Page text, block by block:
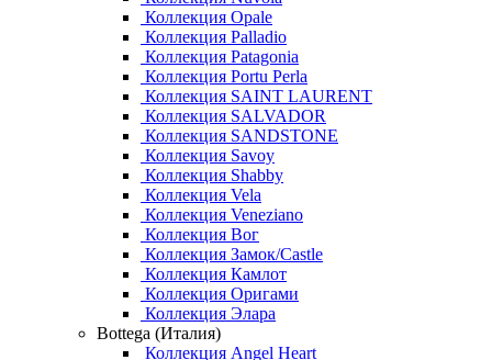
Коллекция Opale
Коллекция Palladio
Коллекция Patagonia
Коллекция Portu Perla
Коллекция SAINT LAURENT
Коллекция SALVADOR
Коллекция SANDSTONE
Коллекция Savoy
Коллекция Shabby
Коллекция Vela
Коллекция Veneziano
Коллекция Вог
Коллекция Замок/Castle
Коллекция Камлот
Коллекция Оригами
Коллекция Элара
Bottega (Италия)
Коллекция Angel Heart